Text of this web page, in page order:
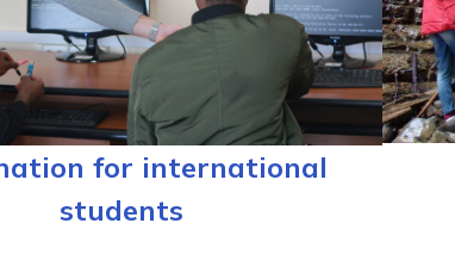
for international
students